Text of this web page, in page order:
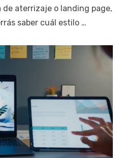
aterrizaje o landing page,
saber cuál estilo …